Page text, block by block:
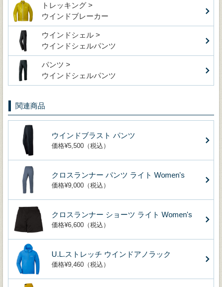
トレッキング >
ウインドブレーカー
ウインドシェル >
ウインドシェルパンツ
パンツ >
ウインドシェルパンツ
関連商品
ウインドブラスト パンツ
価格¥5,500（税込）
クロスランナー パンツ ライト Women's
価格¥9,000（税込）
クロスランナー ショーツ ライト Women's
価格¥6,600（税込）
U.L.ストレッチ ウインドアノラック
価格¥9,460（税込）